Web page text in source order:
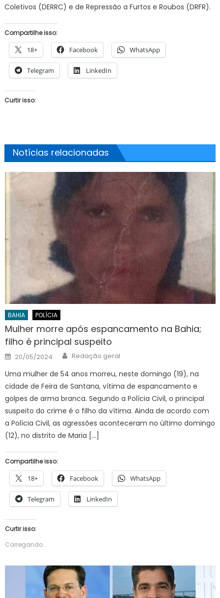
Coletivos (DERRC) e de Repressão a Furtos e Roubos (DRFR).
Compartilhe isso:
18+ Facebook WhatsApp
Telegram LinkedIn
Curtir isso:
Notícias relacionadas
BAHIA POLÍCIA
Mulher morre após espancamento na Bahia;
filho é principal suspeito
Posted
on
20/05/2024 Author
Redação geral
Uma mulher de 54 anos morreu, neste domingo (19), na
cidade de Feira de Santana, vítima de espancamento e
golpes de arma branca. Segundo a Polícia Civil, o principal
suspeito do crime é o filho da vítima. Ainda de acordo com
a Polícia Civil, as agressões aconteceram no último domingo
(12), no distrito de Maria […]
Compartilhe isso:
18+ Facebook WhatsApp
Telegram LinkedIn
Curtir isso:
Carregando...